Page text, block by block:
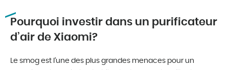
Pourquoi investir dans un purificateur
d’air de Xiaomi?
Le smog est l’une des plus grandes menaces pour un